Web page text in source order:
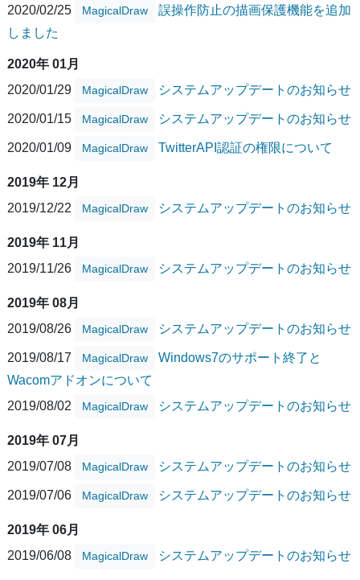
2020/02/25 MagicalDraw
誤操作防止の描画保護機能を追加
しました
2020年 01月
2020/01/29
MagicalDraw システムアップデートのお知らせ
2020/01/15 MagicalDraw システムアップデートのお知らせ
2020/01/09 MagicalDraw TwitterAPI認証の権限について
2019年 12月
2019/12/22
MagicalDraw システムアップデートのお知らせ
2019年 11月
2019/11/26
MagicalDraw システムアップデートのお知らせ
2019年 08月
2019/08/26
MagicalDraw システムアップデートのお知らせ
2019/08/17 MagicalDraw
Windows7のサポート終了と
Wacomアドオンについて
2019/08/02
MagicalDraw システムアップデートのお知らせ
2019年 07月
2019/07/08
MagicalDraw システムアップデートのお知らせ
2019/07/06 MagicalDraw システムアップデートのお知らせ
2019年 06月
2019/06/08
MagicalDraw システムアップデートのお知らせ